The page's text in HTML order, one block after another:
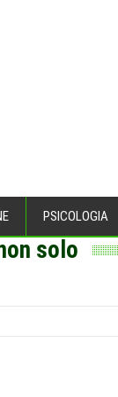
PSICOLOGIA
solo